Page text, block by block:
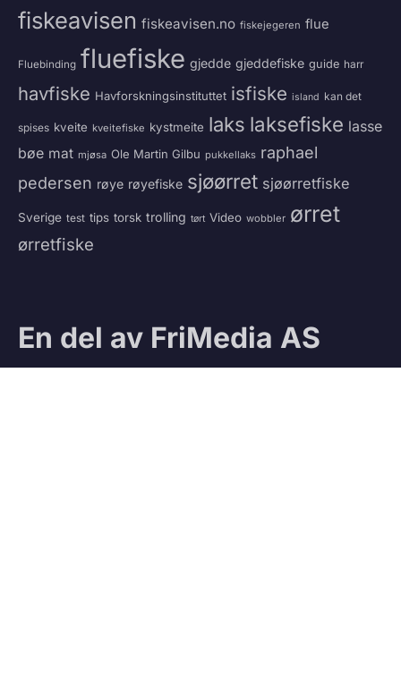
fiskeavisen fiskeavisen.no fiskejegeren flue
Fluebinding fluefiske gjedde gjeddefiske guide harr
havfiske Havforskningsinstituttet isfiske island kan det
spises kveite kveitefiske kystmeite laks laksefiske lasse
bøe mat mjøsa Ole Martin Gilbu pukkellaks raphael
pedersen røye røyefiske sjøørret sjøørretfiske
Sverige test tips torsk trolling tørt Video wobbler ørret
ørretfiske
En del av FriMedia AS